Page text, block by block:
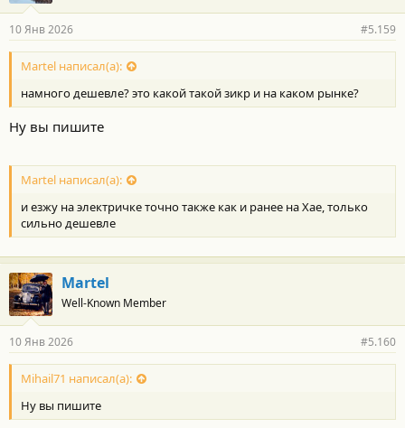
10 Янв 2026 #5.159
Martel написал(а):
намного дешевле? это какой такой зикр и на каком рынке?
Ну вы пишите
Martel написал(а):
и езжу на электричке точно также как и ранее на Хае, только
сильно дешевле
Martel
Well-Known Member
10 Янв 2026 #5.160
Mihail71 написал(а):
Ну вы пишите